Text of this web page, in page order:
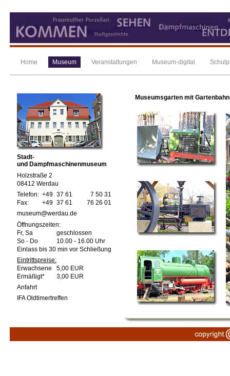
Home Museum Veranstaltungen Museum-digital